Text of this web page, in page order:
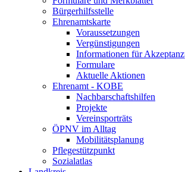
Bürgerhilfsstelle
Ehrenamtskarte
Voraussetzungen
Vergünstigungen
Informationen für
Formulare
Aktuelle Aktionen
Ehrenamt - KOBE
Nachbarschaftshilfen
Projekte
Vereinsporträts
ÖPNV im Alltag
Mobilitätsplanung
Pflegestützpunkt
Sozialatlas